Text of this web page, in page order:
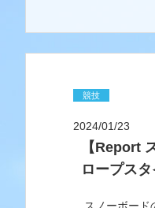
競技
2024/01/23
【Report
ロープス